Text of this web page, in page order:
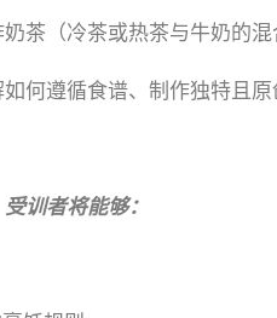
茶（冷茶或热茶与牛奶的
何遵循食谱、制作独特且
训者将能够：